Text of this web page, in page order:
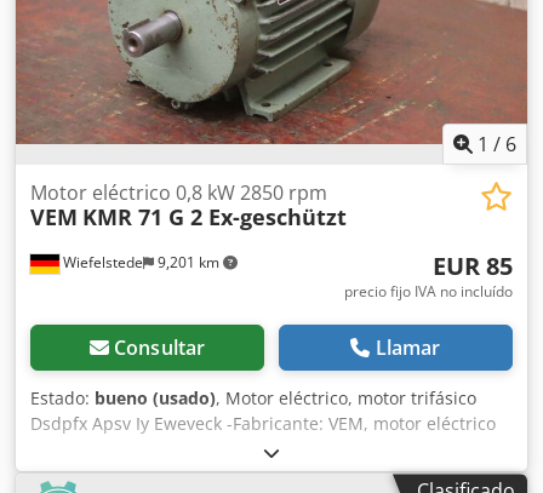
1 / 6
Wiefelstede 9,201 km
Motor eléctrico 0,8 kW 2850 rpm
VEM KMR 71 G 2 Ex-geschützt
EUR 85
precio fijo IVA no incluído
Consultar Llamar
Estado: bueno (usado), Motor eléctrico, motor trifásico
Dsdpfx Apsv Iy Eweveck -Fabricante: VEM, motor eléctrico
tipo KMR 71 G 2 con protección Ex -Potencia: 0,8 kW -
Velocidad: 2850 rpm -Eje: Ø 19 x 40 mm -Diseño: B3 Clase